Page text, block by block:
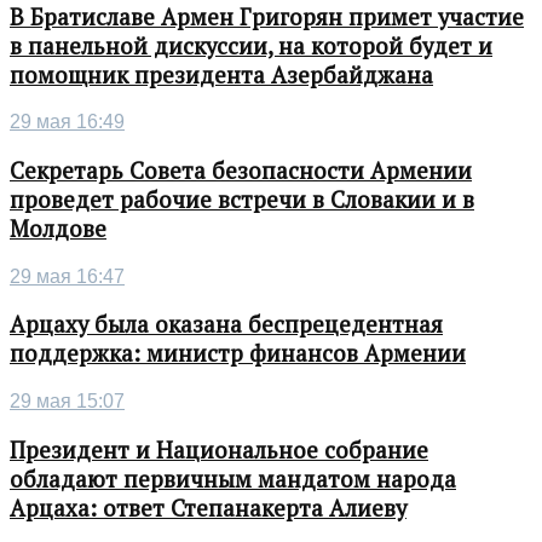
В Братиславе Армен Григорян примет участие
в панельной дискуссии, на которой будет и
помощник президента Азербайджана
29 мая 16:49
Секретарь Совета безопасности Армении
проведет рабочие встречи в Словакии и в
Молдове
29 мая 16:47
Арцаху была оказана беспрецедентная
поддержка: министр финансов Армении
29 мая 15:07
Президент и Национальное собрание
обладают первичным мандатом народа
Арцаха: ответ Степанакерта Алиеву